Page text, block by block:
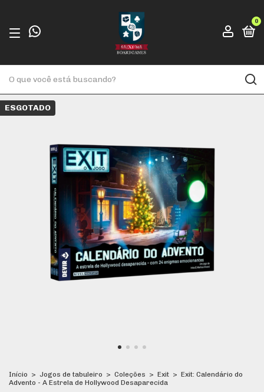
0
ESGOTADO
Início > Jogos de tabuleiro > Coleções > Exit > Exit: Calendário do
Advento - A Estrela de Hollywood Desaparecida